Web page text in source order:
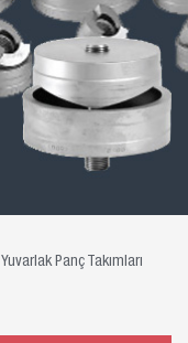
Yuvarlak Panç Takımları